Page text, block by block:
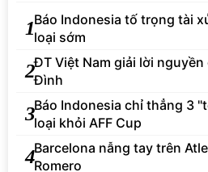
1Báo Indonesia tố trọng tài
loại sớm
2ĐT Việt Nam giải lời
Đình
3Báo Indonesia chỉ thẳng 3
loại khỏi AFF Cup
4Barcelona nẫng tay trên
Romero